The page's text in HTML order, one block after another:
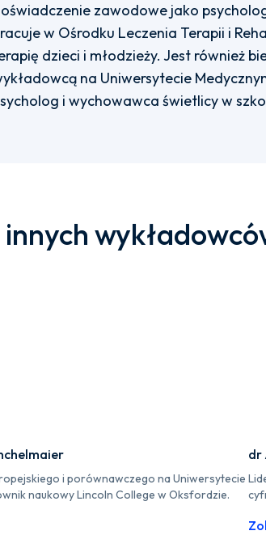
zawodowe jako
w Ośrodku Leczenia Terapii i
dzieci i młodzieży. Jest również
na Uniwersytecie
i wychowawca świetlicy w
i porównawczego na Uniwersytecie
naukowy Lincoln College w Oksfordzie.
dr